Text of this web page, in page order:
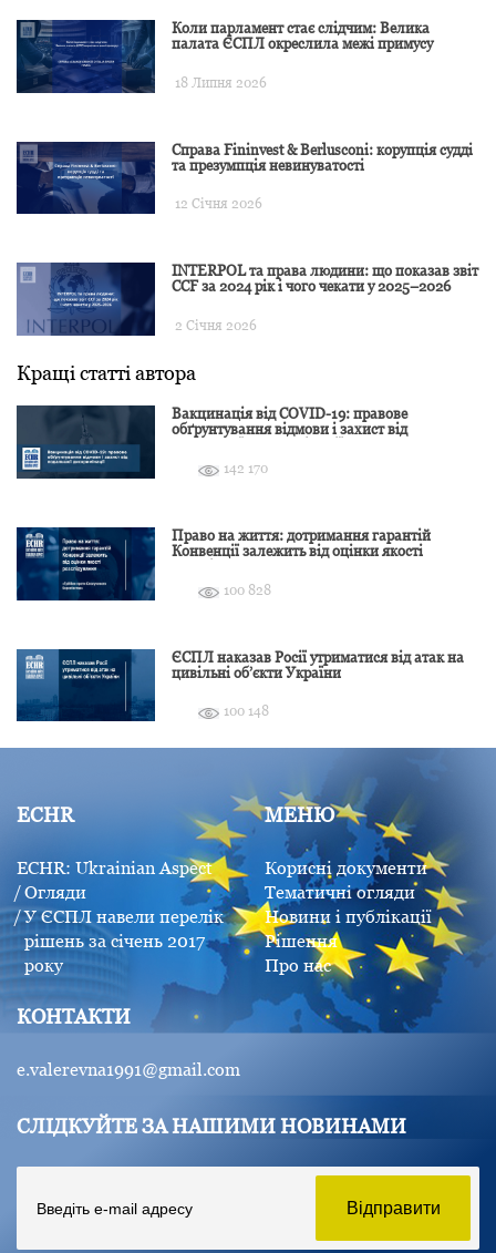
Коли парламент стає слідчим: Велика
палата ЄСПЛ окреслила межі примусу
18 Липня 2026
Справа Fininvest & Berlusconi: корупція судді
та презумпція невинуватості
12 Січня 2026
INTERPOL та права людини: що показав звіт
CCF за 2024 рік і чого чекати у 2025–2026
2 Січня 2026
Кращі статті автора
Вакцинація від COVID-19: правове
обґрунтування відмови і захист від
142 170
Право на життя: дотримання гарантій
Конвенції залежить від оцінки якості
100 828
ЄСПЛ наказав Росії утриматися від атак на
цивільні об’єкти України
100 148
ECHR
ECHR: Ukrainian Aspect
Огляди
У ЄСПЛ навели перелік
рішень за січень 2017
року
МЕНЮ
Корисні документи
Тематичні огляди
Новини і публікації
Рішення
Про нас
КОНТАКТИ
e.valerevna1991@gmail.com
СЛІДКУЙТЕ ЗА НАШИМИ НОВИНАМИ